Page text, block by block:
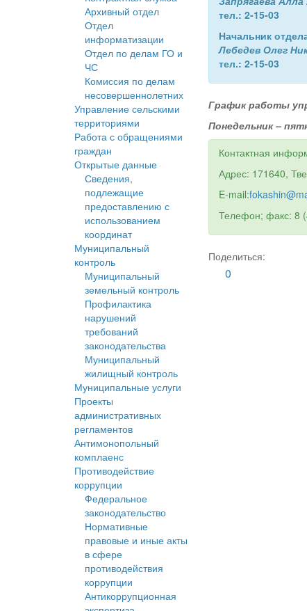
Архивный отдел
Отдел
информатизации
Отдел по делам ГО и
ЧС
Комиссия по делам
несовершеннолетних
Управление сельскими
территориями
Работа с обращениями
граждан
Открытые данные
Сведения,
подлежащие
предоставлению с
использованием
координат
Муниципальный
контроль
Муниципальный
земельный контроль
Профилактика
нарушений
требований
законодательства
Муниципальный
жилищный контроль
Муниципальные услуги
Проекты
административных
регламентов
Антимонопольный
комплаенс
Противодействие
коррупции
Федеральное
законодательство
Нормативные
правовые и иные акты
в сфере
противодействия
коррупции
Антикоррупционная
тел.: 2-15-03
Начальник
Лебедев Олег
тел.: 2-15-03
График работы
Понедельник –
Контактная
Адрес: 171640,
E-mail:
Телефон; факс: 8
Поделиться:
0